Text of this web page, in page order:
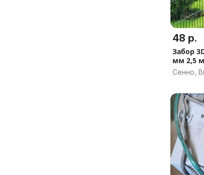
48 р.
Забор
мм 2,5
Сенно,